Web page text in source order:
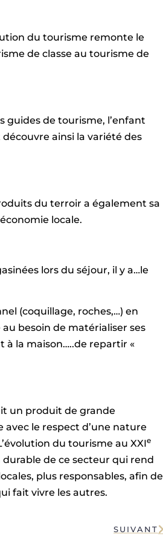
du tourisme remonte le
de classe au tourisme de
guides de tourisme, l’enfant
ainsi la variété des
du terroir a également sa
locale.
lors du séjour, il y a…le
(coquillage, roches,…) en
besoin de matérialiser ses
à la maison…..de repartir «
un produit de grande
le respect d’une nature
du tourisme au XXIe
de ce secteur qui rend
plus responsables, afin de
fait vivre les autres.
SUIVANT